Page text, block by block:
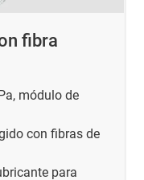
fibra
módulo de
con fibras de
para